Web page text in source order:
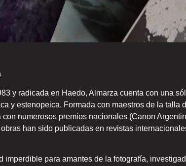
y radicada en Haedo, Almarza cuenta con una
y estenopeica. Formada con maestros de la talla
numerosos premios nacionales (Canon
obras han sido publicadas en revistas
imperdible para amantes de la fotografía,